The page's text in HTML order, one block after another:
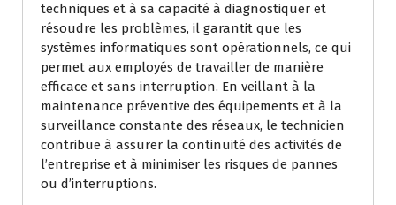
techniques et à sa capacité à diagnostiquer et
résoudre les problèmes, il garantit que les
systèmes informatiques sont opérationnels, ce qui
permet aux employés de travailler de manière
efficace et sans interruption. En veillant à la
maintenance préventive des équipements et à la
surveillance constante des réseaux, le technicien
contribue à assurer la continuité des activités de
l’entreprise et à minimiser les risques de pannes
ou d’interruptions.